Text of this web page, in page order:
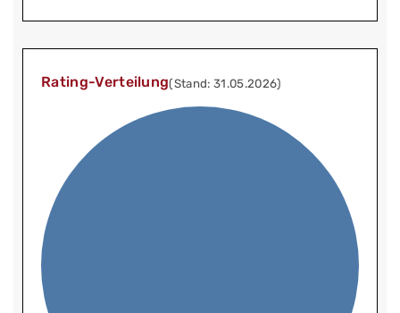
Rating-Verteilung(Stand: 31.05.2026)